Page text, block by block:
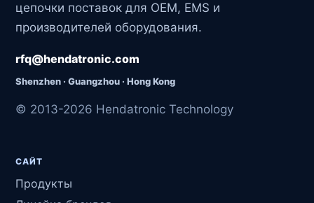
цепочки поставок для OEM, EMS и
производителей оборудования.
rfq@hendatronic.com
Shenzhen · Guangzhou · Hong Kong
© 2013-2026 Hendatronic Technology
САЙТ
Продукты